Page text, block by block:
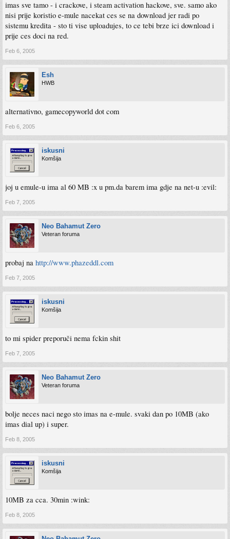
imas sve tamo - i crackove, i steam activation hackove, sve. samo ako
nisi prije koristio e-mule nacekat ces se na download jer radi po
sistemu kredita - sto ti vise uploadujes, to ce tebi brze ici download i
prije ces doci na red.
Feb 6, 2005
Esh
HWB
alternativno, gamecopyworld dot com
Feb 6, 2005
iskusni
Komšija
joj u emule-u ima al 60 MB :x u pm.da barem ima gdje na net-u :evil:
Feb 7, 2005
Neo Bahamut Zero
Veteran foruma
probaj na http://www.phazeddl.com
Feb 7, 2005
iskusni
Komšija
to mi spider preporuči nema fckin shit
Feb 7, 2005
Neo Bahamut Zero
Veteran foruma
bolje neces naci nego sto imas na e-mule. svaki dan po 10MB (ako
imas dial up) i super.
Feb 8, 2005
iskusni
Komšija
10MB za cca. 30min :wink:
Feb 8, 2005